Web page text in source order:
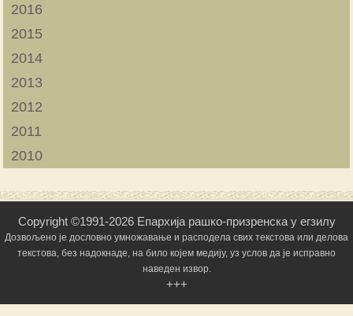
2016
2015
2014
2013
2012
2011
2010
Copyright ©1991-2026 Епархија рашко-призренска у егзилу
Дозвољено је дословно умножавање и расподела свих текстова или делова
текстова, без надокнаде, на било којем медију, уз услов да је исправно
наведен извор.
+++